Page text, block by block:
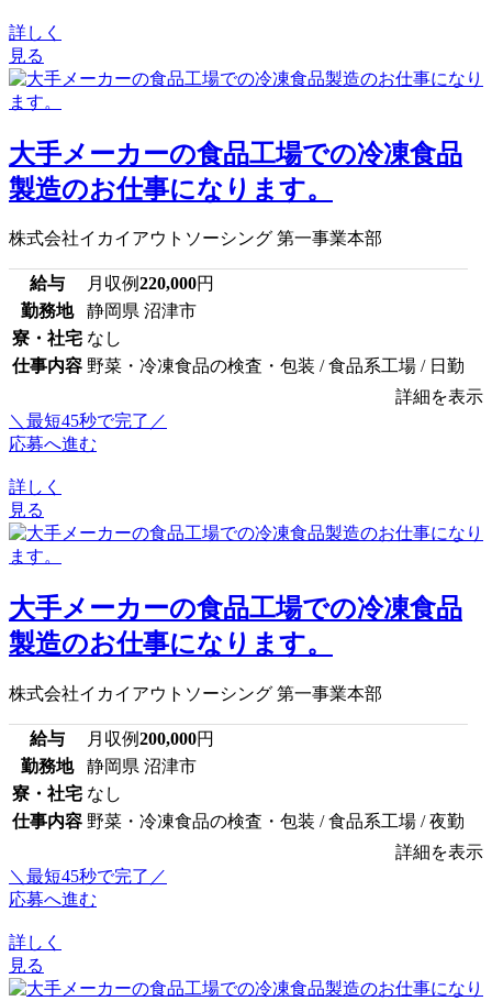
詳しく
見る
大手メーカーの食品工場での冷凍食品
製造のお仕事になります。
株式会社イカイアウトソーシング 第一事業本部
給与 月収例220,000円
勤務地
静岡県 沼津市
寮・社宅 なし
仕事内容 野菜・冷凍食品の検査・包装 / 食品系工場 / 日勤
詳細を表示
＼最短45秒で完了／
応募へ進む
詳しく
見る
大手メーカーの食品工場での冷凍食品
製造のお仕事になります。
株式会社イカイアウトソーシング 第一事業本部
給与 月収例200,000円
勤務地
静岡県 沼津市
寮・社宅 なし
仕事内容 野菜・冷凍食品の検査・包装 / 食品系工場 / 夜勤
詳細を表示
＼最短45秒で完了／
応募へ進む
詳しく
見る